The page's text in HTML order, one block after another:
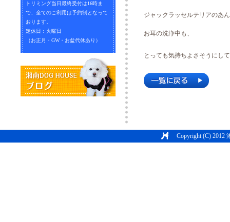
トリミング当日最終受付は16時ま
で、全てのご利用は予約制となって
おります。
定休日：火曜日
（お正月・GW・お盆代休あり）
ジャックラッセルテリアのあ
お耳の洗浄中も、
とっても気持ちよさそうにし
Copyright (C) 2012